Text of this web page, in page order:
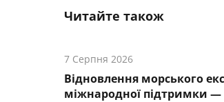
Читайте також
7 Серпня 2026
Відновлення морського
міжнародної підтримки